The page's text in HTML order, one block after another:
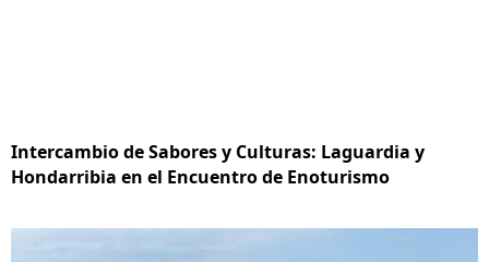
Intercambio de Sabores y Culturas: Laguardia y
Hondarribia en el Encuentro de Enoturismo